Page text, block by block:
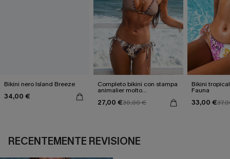
Bikini nero Island Breeze
34,00 €
Completo bikini con stampa
animalier molto
27,00 €30,00 €
Bikini
Fauna
33,00 €
RECENTEMENTE REVISIONE